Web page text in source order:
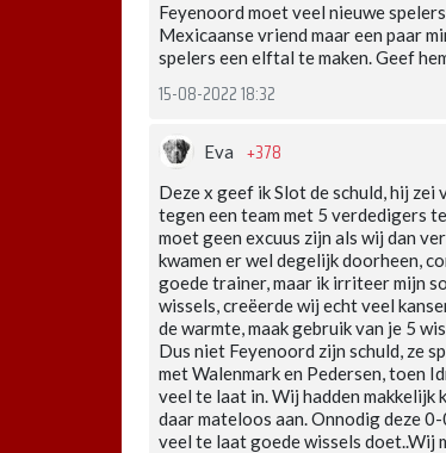
Feyenoord moet veel nieuwe
Mexicaanse vriend maar een paar
spelers een elftal te maken. Geef
15-08-2022 18:32
Eva +378
Deze x geef ik Slot de schuld, hij
tegen een team met 5 verdedigers
moet geen excuus zijn als wij dan
kwamen er wel degelijk doorheen,
goede trainer, maar ik irriteer mijn
wissels, creëerde wij echt veel
de warmte, maak gebruik van je 5
Dus niet Feyenoord zijn schuld, ze
met Walenmark en Pedersen, toen
veel te laat in. Wij hadden makkelijk
daar mateloos aan. Onnodig deze
veel te laat goede wissels doet..Wij